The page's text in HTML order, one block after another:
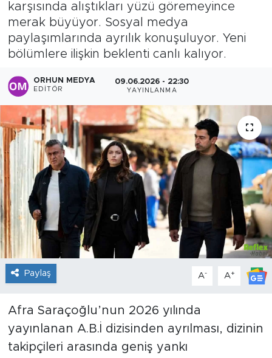
karşısında alıştıkları yüzü göremeyince
merak büyüyor. Sosyal medya
paylaşımlarında ayrılık konuşuluyor. Yeni
bölümlere ilişkin beklenti canlı kalıyor.
ORHUN MEDYA
EDITÖR
09.06.2026 - 22:30
YAYINLANMA
Paylaş A- A+
Afra Saraçoğlu’nun 2026 yılında
yayınlanan A.B.İ dizisinden ayrılması, dizinin
takipçileri arasında geniş yankı
Sağlık Turizmi
Sanat
Spor
Teknoloji
Haber Arşivi